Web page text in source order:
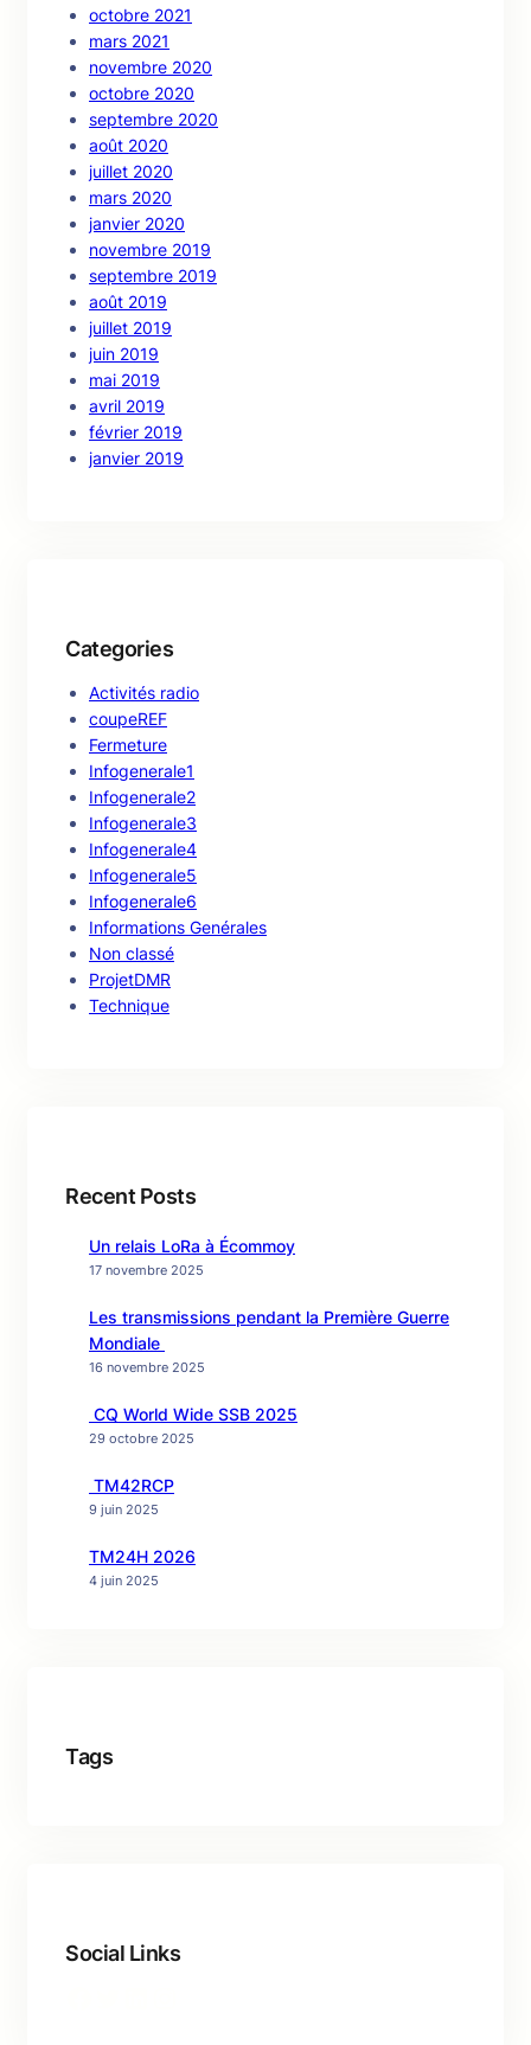
octobre 2021
mars 2021
novembre 2020
octobre 2020
septembre 2020
août 2020
juillet 2020
mars 2020
janvier 2020
novembre 2019
septembre 2019
août 2019
juillet 2019
juin 2019
mai 2019
avril 2019
février 2019
janvier 2019
Categories
Activités radio
coupeREF
Fermeture
Infogenerale1
Infogenerale2
Infogenerale3
Infogenerale4
Infogenerale5
Infogenerale6
Informations Genérales
Non classé
ProjetDMR
Technique
Recent Posts
Un relais LoRa à Écommoy
17 novembre 2025
Les transmissions pendant la Première Guerre
Mondiale
16 novembre 2025
CQ World Wide SSB 2025
29 octobre 2025
TM42RCP
9 juin 2025
TM24H 2026
4 juin 2025
Tags
Social Links